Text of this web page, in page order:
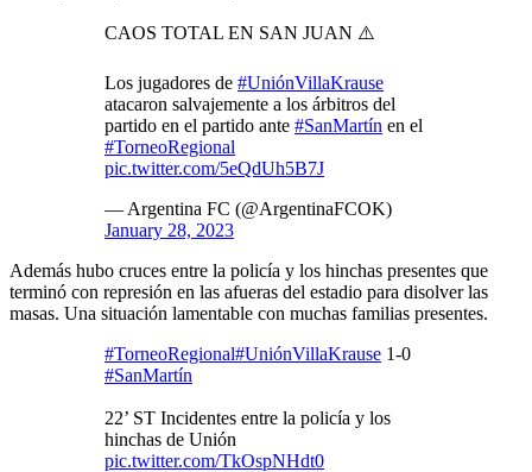
CAOS TOTAL EN SAN JUAN ⚠️
Los jugadores de #UniónVillaKrause
atacaron salvajemente a los árbitros del
partido en el partido ante #SanMartín en el
#TorneoRegional
pic.twitter.com/5eQdUh5B7J
— Argentina FC (@ArgentinaFCOK)
January 28, 2023
Además hubo cruces entre la policía y los hinchas presentes que
terminó con represión en las afueras del estadio para disolver las
masas. Una situación lamentable con muchas familias presentes.
#TorneoRegional#UniónVillaKrause 1-0
#SanMartín
22’ ST Incidentes entre la policía y los
hinchas de Unión
pic.twitter.com/TkOspNHdt0